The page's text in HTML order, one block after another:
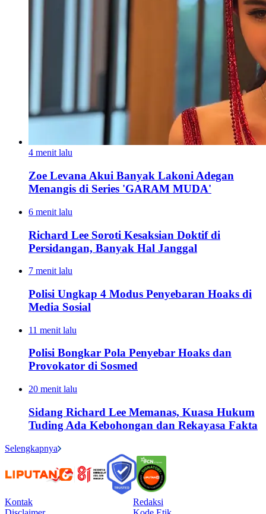
4 menit lalu
Zoe Levana Akui Banyak Lakoni Adegan
Menangis di Series 'GARAM MUDA'
6 menit lalu
Richard Lee Soroti Kesaksian Doktif di
Persidangan, Banyak Hal Janggal
7 menit lalu
Polisi Ungkap 4 Modus Penyebaran Hoaks di
Media Sosial
11 menit lalu
Polisi Bongkar Pola Penyebar Hoaks dan
Provokator di Sosmed
20 menit lalu
Sidang Richard Lee Memanas, Kuasa Hukum
Tuding Ada Kebohongan dan Rekayasa Fakta
Selengkapnya
Kontak
Redaksi